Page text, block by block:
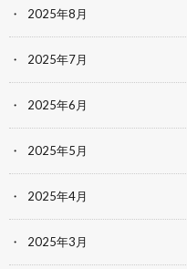
2025年8月
2025年7月
2025年6月
2025年5月
2025年4月
2025年3月